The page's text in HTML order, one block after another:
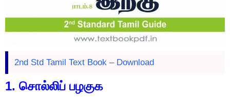
2nd Std Tamil Text Book – Download
1. சொல்லிப் பழகுக